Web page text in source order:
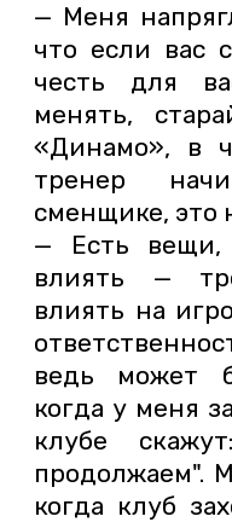
— Меня
что если вас
честь для
менять,
«Динамо», в
тренер
сменщике, это
— Есть вещи,
влиять —
влиять на
ведь может
когда у меня
клубе
продолжаем".
когда клуб